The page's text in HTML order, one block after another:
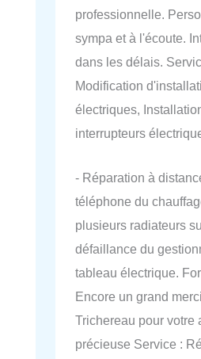
professionnelle.
sympa et à l'écoute.
dans les délais.
Modification
électriques,
interrupteurs
- Réparation à
téléphone du
plusieurs radiateurs
défaillance du
tableau électrique.
Encore un grand
Trichereau pour votre
précieuse Service :